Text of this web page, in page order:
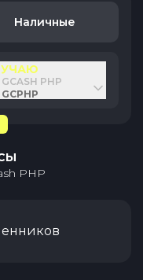
Наличные
GCASH PHP
GCPHP
PHP